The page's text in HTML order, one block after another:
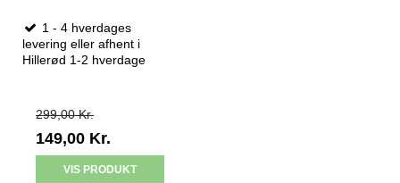
1 - 4 hverdages
levering eller afhent i
Hillerød 1-2 hverdage
299,00 Kr.
149,00 Kr.
VIS PRODUKT